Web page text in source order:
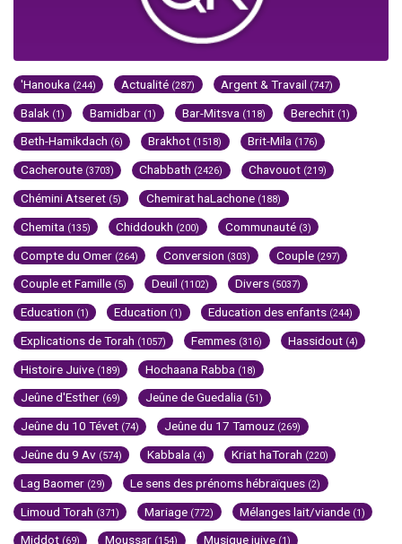
'Hanouka (244) Actualité (287) Argent & Travail (747)
Balak (1) Bamidbar (1) Bar-Mitsva (118) Berechit (1)
Beth-Hamikdach (6) Brakhot (1518) Brit-Mila (176)
Cacheroute (3703) Chabbath (2426) Chavouot (219)
Chémini Atseret (5) Chemirat haLachone (188)
Chemita (135) Chiddoukh (200) Communauté (3)
Compte du Omer (264) Conversion (303) Couple (297)
Couple et Famille (5) Deuil (1102) Divers (5037)
Education (1) Education (1) Education des enfants (244)
Explications de Torah (1057) Femmes (316) Hassidout (4)
Histoire Juive (189) Hochaana Rabba (18)
Jeûne d'Esther (69) Jeûne de Guedalia (51)
Jeûne du 10 Tévet (74) Jeûne du 17 Tamouz (269)
Jeûne du 9 Av (574) Kabbala (4) Kriat haTorah (220)
Lag Baomer (29) Le sens des prénoms hébraïques (2)
Limoud Torah (371) Mariage (772) Mélanges lait/viande (1)
Middot (69) Moussar (154) Musique juive (1)